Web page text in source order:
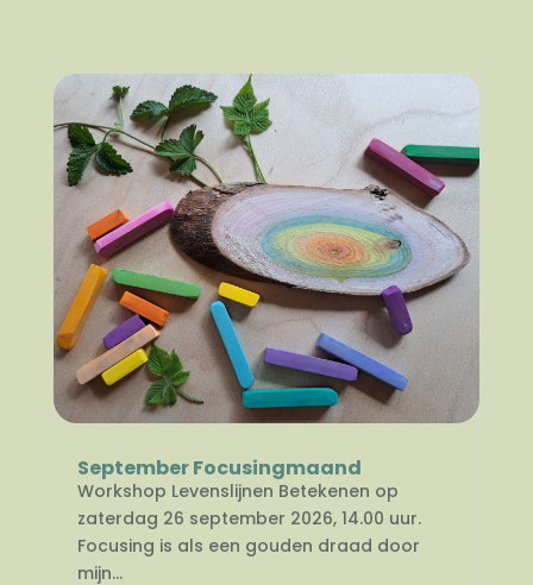
September Focusingmaand
Workshop Levenslijnen Betekenen op
zaterdag 26 september 2026, 14.00 uur.
Focusing is als een gouden draad door
mijn...